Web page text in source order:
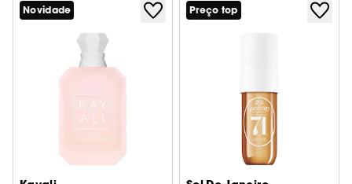
Novidade Preço top